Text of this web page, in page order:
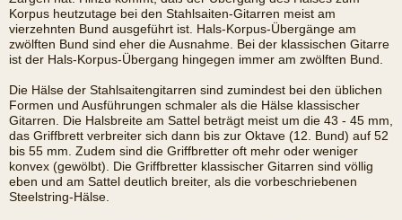
Korpus heutzutage bei den Stahlsaiten-Gitarren meist am
vierzehnten Bund ausgeführt ist. Hals-Korpus-Übergänge am
zwölften Bund sind eher die Ausnahme. Bei der klassischen Gitarre
ist der Hals-Korpus-Übergang hingegen immer am zwölften Bund.
Die Hälse der Stahlsaitengitarren sind zumindest bei den üblichen
Formen und Ausführungen schmaler als die Hälse klassischer
Gitarren. Die Halsbreite am Sattel beträgt meist um die 43 - 45 mm,
das Griffbrett verbreiter sich dann bis zur Oktave (12. Bund) auf 52
bis 55 mm. Zudem sind die Griffbretter oft mehr oder weniger
konvex (gewölbt). Die Griffbretter klassischer Gitarren sind völlig
eben und am Sattel deutlich breiter, als die vorbeschriebenen
Steelstring-Hälse.